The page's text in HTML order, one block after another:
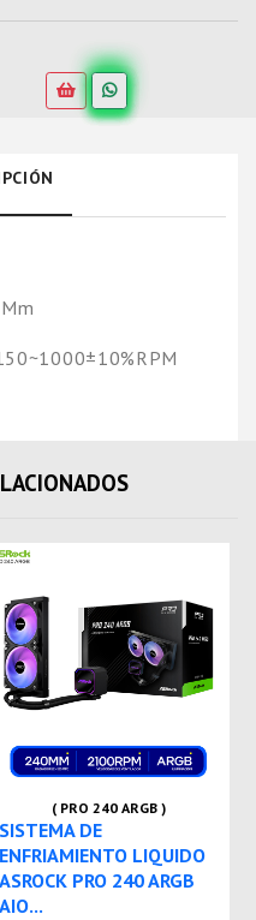
( PRO 240 ARGB )
SISTEMA DE
ENFRIAMIENTO LIQUIDO
ASROCK PRO 240 ARGB
AIO...